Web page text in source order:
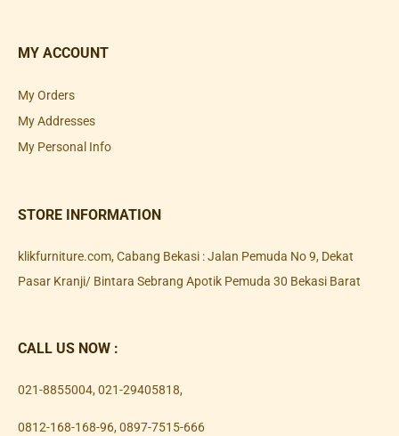
MY ACCOUNT
My Orders
My Addresses
My Personal Info
STORE INFORMATION
klikfurniture.com, Cabang Bekasi : Jalan Pemuda No 9, Dekat
Pasar Kranji/ Bintara Sebrang Apotik Pemuda 30 Bekasi Barat
CALL US NOW :
021-8855004, 021-29405818,
0812-168-168-96, 0897-7515-666